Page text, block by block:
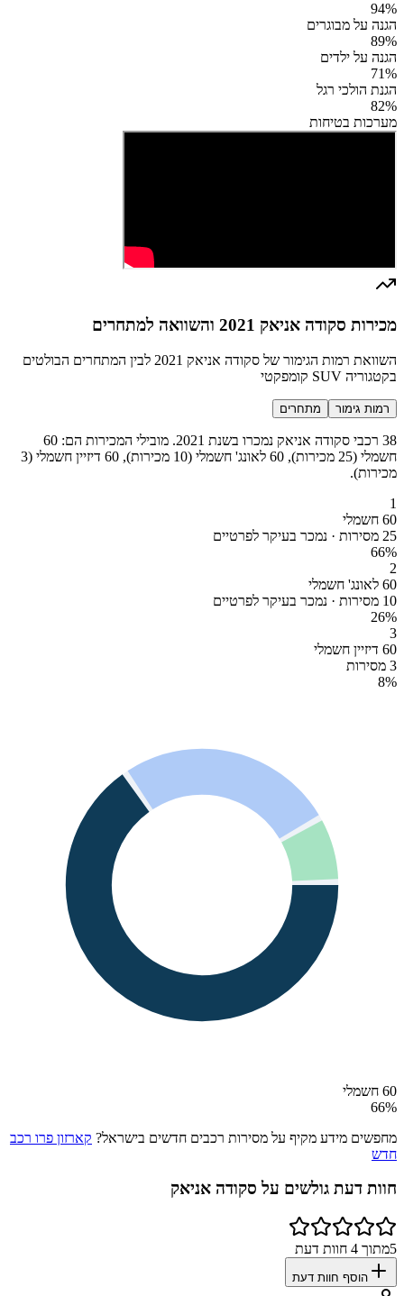
94%
הגנה על מבוגרים
89%
הגנה על ילדים
71%
הגנת הולכי רגל
82%
מערכות בטיחות
מכירות סקודה אניאק 2021 והשוואה למתחרים
השוואת רמות הגימור של סקודה אניאק 2021 לבין המתחרים הבולטים
בקטגוריה SUV קומפקטי
רמות גימור מתחרים
38 רכבי סקודה אניאק נמכרו בשנת 2021. מובילי המכירות הם: 60
חשמלי (25 מכירות), 60 לאונג' חשמלי (10 מכירות), 60 דיזיין חשמלי (3
מכירות).
1
60 חשמלי
25 מסירות · נמכר בעיקר לפרטיים
66%
2
60 לאונג' חשמלי
10 מסירות · נמכר בעיקר לפרטיים
26%
3
60 דיזיין חשמלי
3 מסירות
8%
60 חשמלי
66%
מחפשים מידע מקיף על מסירות רכבים חדשים בישראל? קארזון פרו רכב
חדש
חוות דעת גולשים על סקודה אניאק
5מתוך 4 חוות דעת
הוסף חוות דעת